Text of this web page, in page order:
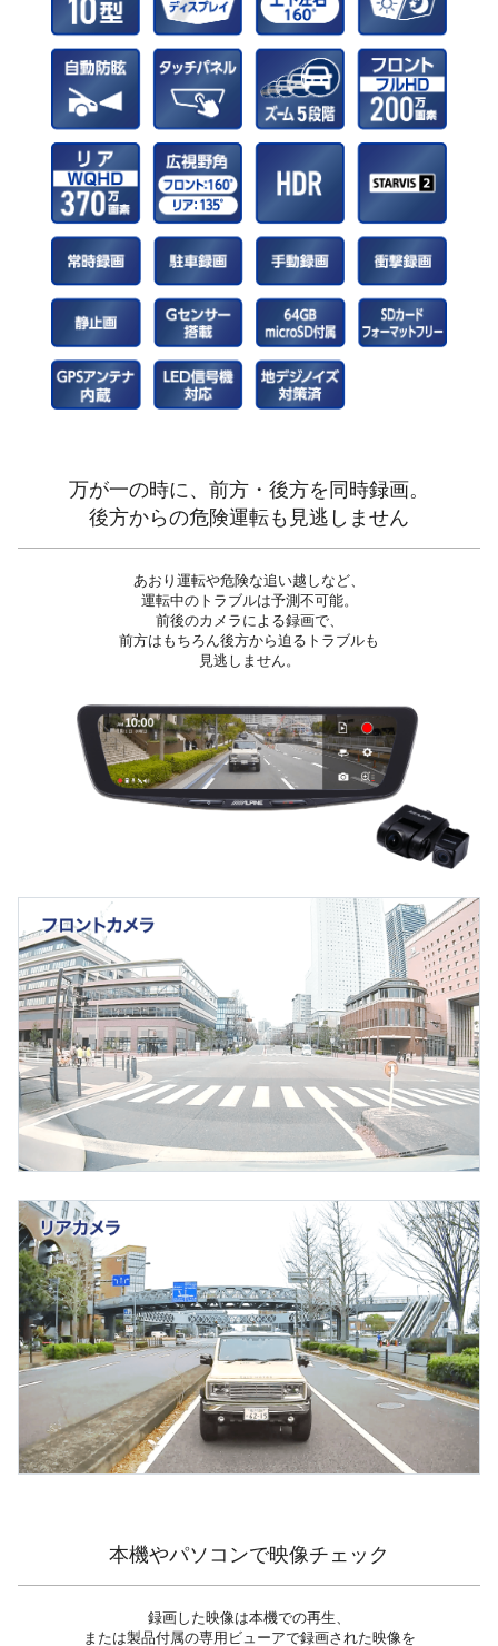
万が一の時に、前方・後方を同時録画。
後方からの危険運転も見逃しません
あおり運転や危険な追い越しなど、
運転中のトラブルは予測不可能。
前後のカメラによる録画で、
前方はもちろん後方から迫るトラブルも
見逃しません。
本機やパソコンで映像チェック
録画した映像は本機での再生、
または製品付属の専用ビューアで録画された映像を